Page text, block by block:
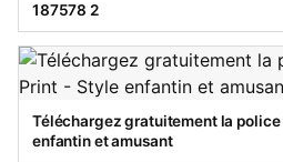
187578 2
Téléchargez gratuitement la
enfantin et amusant